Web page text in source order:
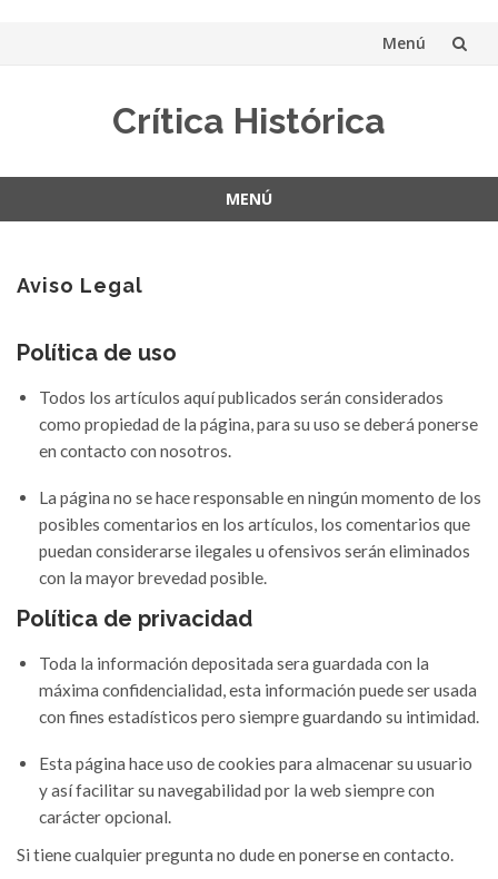
Menú
Crítica Histórica
MENÚ
contenido
Aviso Legal
Política de uso
Todos los artículos aquí publicados serán considerados
como propiedad de la página, para su uso se deberá ponerse
en contacto con nosotros.
La página no se hace responsable en ningún momento de los
posibles comentarios en los artículos, los comentarios que
puedan considerarse ilegales u ofensivos serán eliminados
con la mayor brevedad posible.
Política de privacidad
Toda la información depositada sera guardada con la
máxima confidencialidad, esta información puede ser usada
con fines estadísticos pero siempre guardando su intimidad.
Esta página hace uso de cookies para almacenar su usuario
y así facilitar su navegabilidad por la web siempre con
carácter opcional.
Si tiene cualquier pregunta no dude en ponerse en contacto.